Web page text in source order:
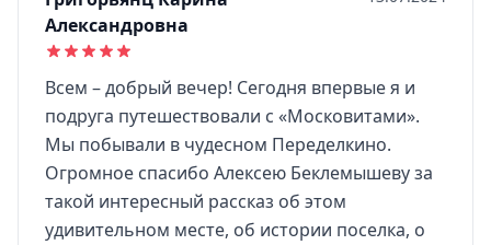
Александровна
Всем – добрый вечер! Сегодня впервые я и
подруга путешествовали с «Московитами».
Мы побывали в чудесном Переделкино.
Огромное спасибо Алексею Беклемышеву за
такой интересный рассказ об этом
удивительном месте, об истории поселка, о